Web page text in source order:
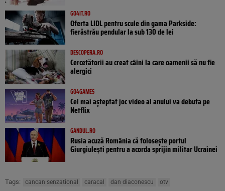
GO4IT.RO
Oferta LIDL pentru scule din gama Parkside:
fierăstrău pendular la sub 130 de lei
DESCOPERA.RO
Cercetătorii au creat câini la care oamenii să nu fie
alergici
GO4GAMES
Cel mai așteptat joc video al anului va debuta pe
Netflix
GANDUL.RO
Rusia acuză România că folosește portul
Giurgiulești pentru a acorda sprijin militar Ucrainei
Tags: cancan senzational caracal dan diaconescu otv